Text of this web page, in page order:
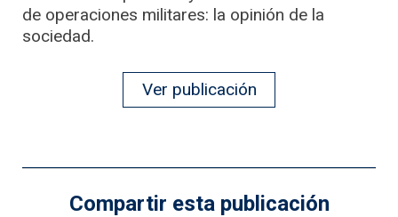
de operaciones militares: la opinión de la
sociedad.
Ver publicación
Compartir esta publicación